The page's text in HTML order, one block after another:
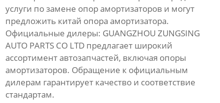
услуги по замене опор амортизаторов и могут
предложить китай опора амортизатора.
Официальные дилеры: GUANGZHOU ZUNGSING
AUTO PARTS CO LTD предлагает широкий
ассортимент автозапчастей, включая опоры
амортизаторов. Обращение к официальным
дилерам гарантирует качество и соответствие
стандартам.